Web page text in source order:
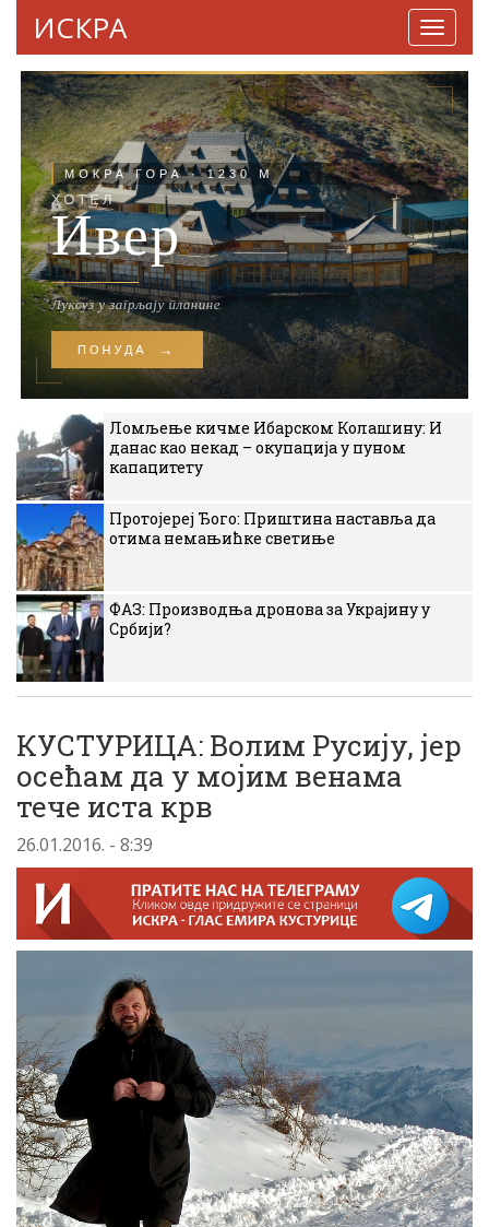
ИСКРА
Ломљење кичме Ибарском Колашину: И
данас као некад – окупација у пуном
капацитету
Протојереј Ђого: Приштина наставља да
отима немањићке светиње
ФАЗ: Производња дронова за Украјину у
Србији?
КУСТУРИЦА: Волим Русију, јер
осећам да у мојим венама
тече иста крв
26.01.2016. - 8:39